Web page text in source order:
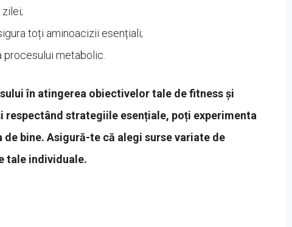
toți aminoacizii esențiali;
procesului metabolic.
în atingerea obiectivelor tale de fitness și
strategiile esențiale, poți experimenta
bine. Asigură-te că alegi surse variate de
tale individuale.